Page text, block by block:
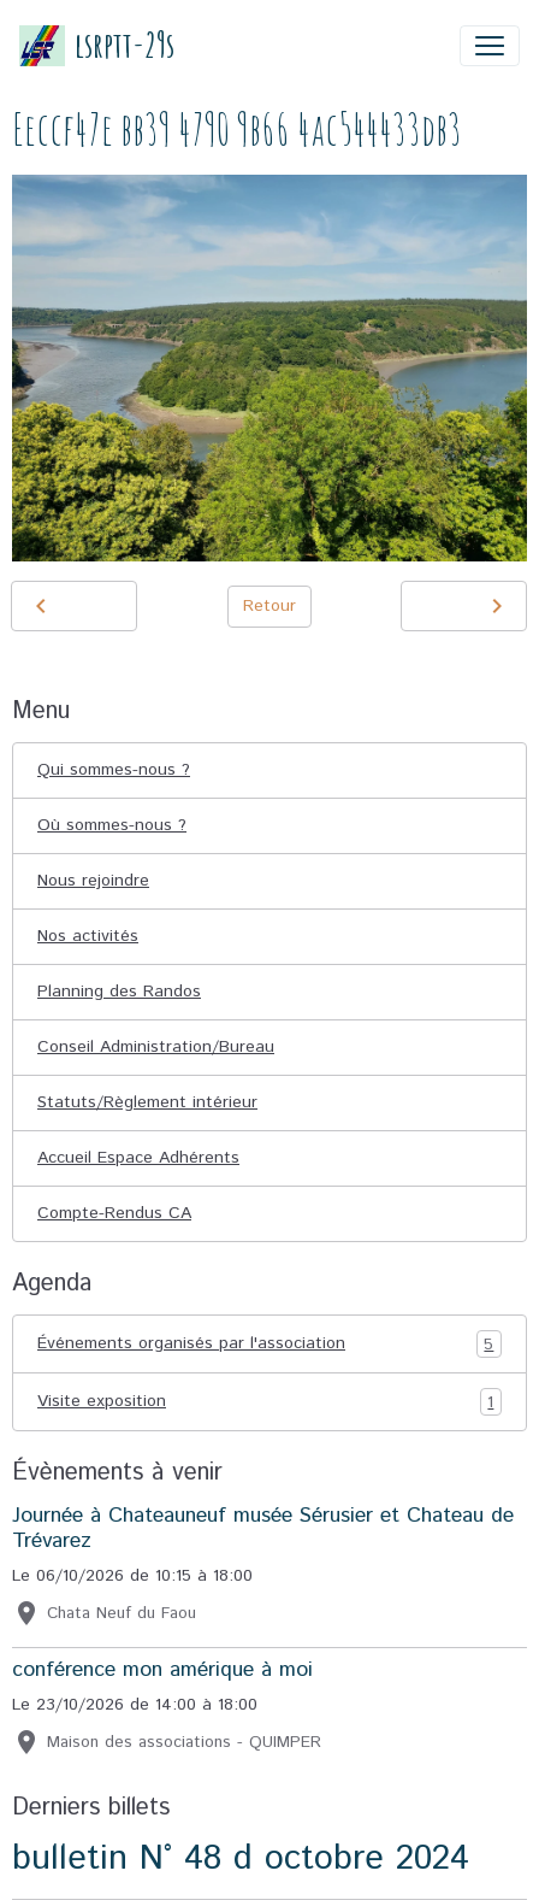
lsrptt-29s
Eeccf47e bb39 4790 9b66 4ac544433db3
Retour
Menu
Qui sommes-nous ?
Où sommes-nous ?
Nous rejoindre
Nos activités
Planning des Randos
Conseil Administration/Bureau
Statuts/Règlement intérieur
Accueil Espace Adhérents
Compte-Rendus CA
Agenda
Événements organisés par l'association 5
Visite exposition 1
Évènements à venir
Journée à Chateauneuf musée Sérusier et Chateau de
Trévarez
Le 06/10/2026 de 10:15 à 18:00
Chata Neuf du Faou
conférence mon amérique à moi
Le 23/10/2026 de 14:00 à 18:00
Maison des associations - QUIMPER
Derniers billets
bulletin N° 48 d octobre 2024